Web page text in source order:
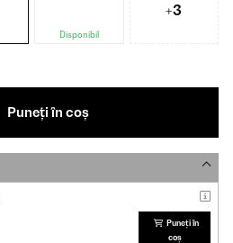
Disponibil
+3
Puneți în coș
Puneți în
coș